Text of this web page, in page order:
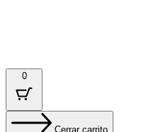
0
Cerrar carrito